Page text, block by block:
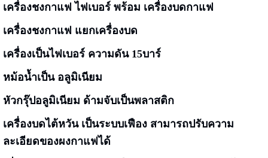
เครื่องชงกาแฟ ไฟเบอร์ พร้อม เครื่องบดกาแฟ
เครื่องชงกาแฟ แยกเครื่องบด
เครื่องเป็นไฟเบอร์ ความดัน 15บาร์
หม้อน้ำเป็น อลูมิเนียม
หัวกรุ๊ปอลูมิเนียม ด้ามจับเป็นพลาสติก
เครื่องบดไต้หวัน เป็นระบบเฟือง สามารถปรับความ
ละเอียดของผงกาแฟได้